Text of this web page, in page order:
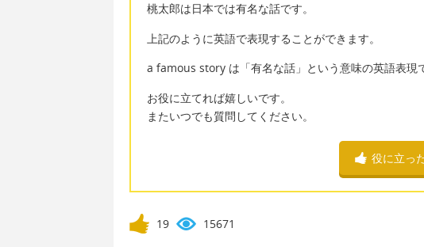
桃太郎は日本では有名な話です。
上記のように英語で表現することができます。
a famous story は「有名な話」という意味の英語表現
お役に立てれば嬉しいです。
またいつでも質問してください。
役に立っ
19 15671